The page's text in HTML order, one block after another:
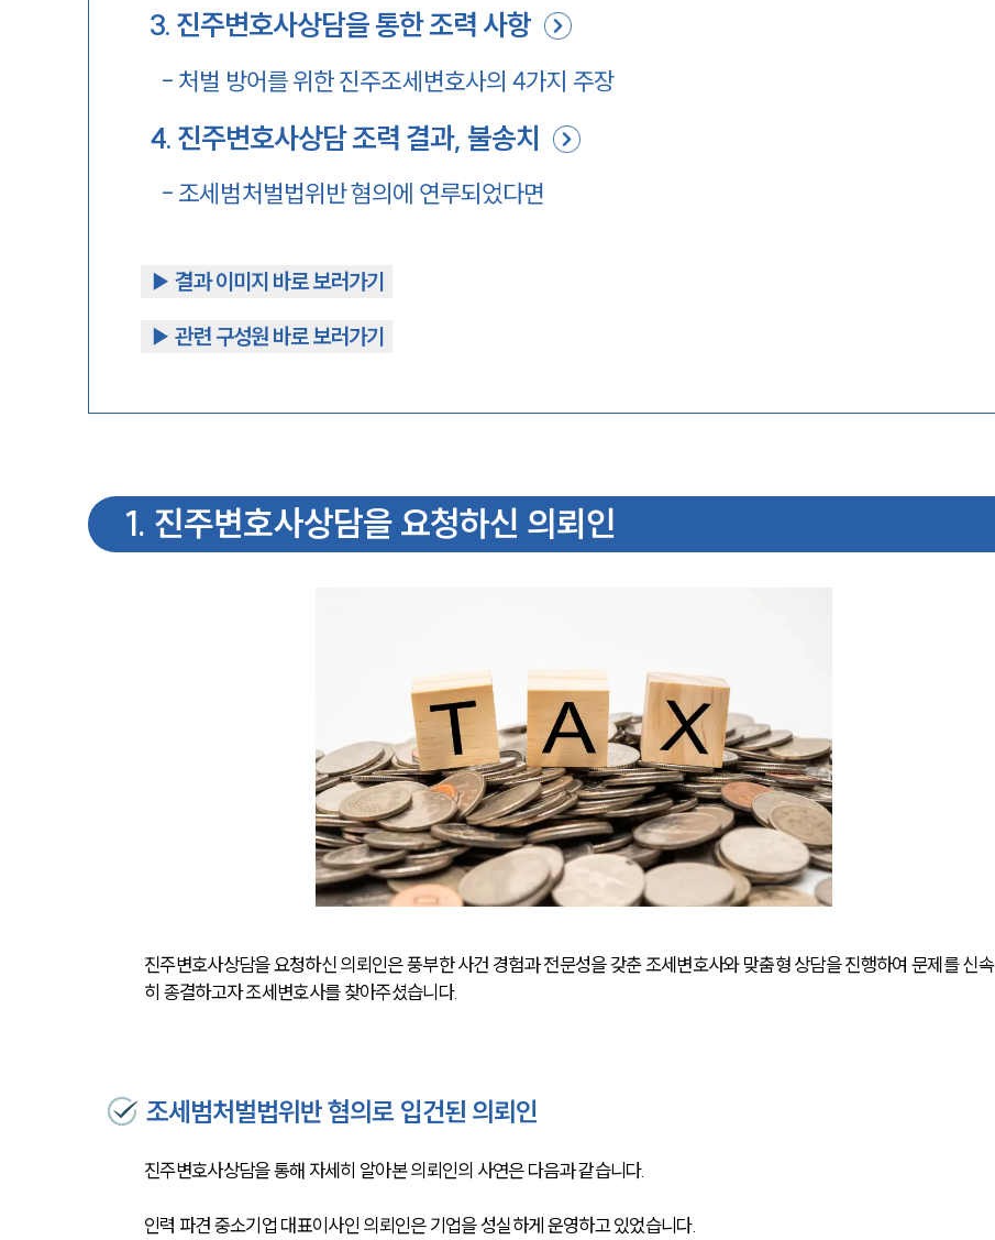
3. 진주변호사상담을 통한 조력 사항
- 처벌 방어를 위한 진주조세변호사의 4가지 주장
4. 진주변호사상담 조력 결과, 불송치
- 조세범처벌법위반 혐의에 연루되었다면
▶︎ 결과 이미지 바로 보러가기
▶︎ 관련 구성원 바로 보러가기
1. 진주변호사상담을 요청하신 의뢰인
진주변호사상담을 요청하신 의뢰인은 풍부한 사건 경험과 전문성을 갖춘 조세변호사와 맞춤형 상담을 진행하여 문제를 신속
히 종결하고자 조세변호사를 찾아주셨습니다.
조세범처벌법위반 혐의로 입건된 의뢰인
진주변호사상담을 통해 자세히 알아본 의뢰인의 사연은 다음과 같습니다.
인력 파견 중소기업 대표이사인 의뢰인은 기업을 성실하게 운영하고 있었습니다.